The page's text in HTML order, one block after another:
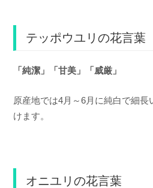
テッポウユリの花言葉
「純潔」「甘美」「威厳」
原産地では4月～6月に純白で細
けます。
オニユリの花言葉